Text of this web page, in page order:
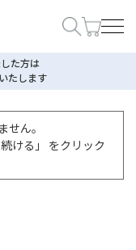
た方は
たします
ん。
ける」 をクリック